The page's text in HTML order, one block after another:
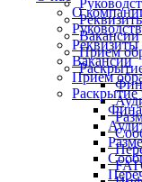
О
Реквизиты
Вакансии
Прием
Вакансии
Прием